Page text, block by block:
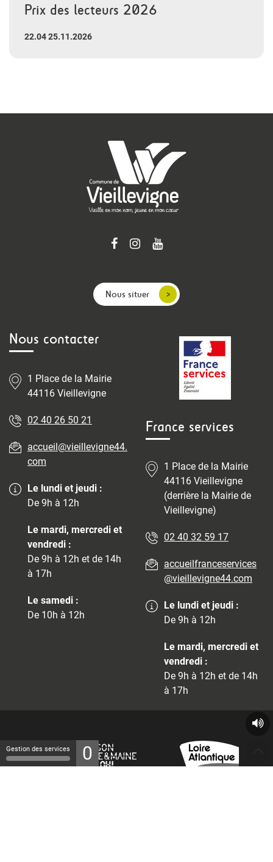
Prix des lecteurs 2026
22.04 25.11.2026
Nous situer
Nous contacter
1 Place de la Mairie
44116 Vieillevigne
02 40 26 50 21
accueil@vieillevigne44.
com
Le lundi et jeudi :
De 9h à 12h
Le mardi, mercredi et
vendredi :
De 9h à 12h et de 14h
à 17h
Le samedi :
De 10h à 12h
France services
1 Place de la Mairie
44116 Vieillevigne
(derrière la Mairie de
Vieillevigne)
02 40 32 59 17
accueilfranceservices
@vieillevigne44.com
Le lundi et jeudi :
De 9h à 12h
Le mardi, mercredi et
vendredi :
De 9h à 12h et de 14h
à 17h
Gestion des services 0